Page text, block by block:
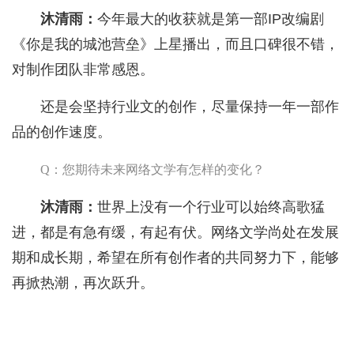
沐清雨： 今年最大的收获就是第一部IP改编剧
《你是我的城池营垒》上星播出，而且口碑很不错，
对制作团队非常感恩。
还是会坚持行业文的创作，尽量保持一年一部作
品的创作速度。
Q：您期待未来网络文学有怎样的变化？
沐清雨： 世界上没有一个行业可以始终高歌猛
进，都是有急有缓，有起有伏。网络文学尚处在发展
期和成长期，希望在所有创作者的共同努力下，能够
再掀热潮，再次跃升。